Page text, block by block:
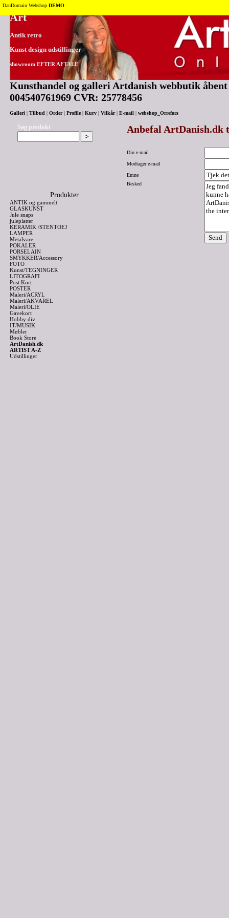
Tilbage til toppen
Art
Antik retro
Kunst design udstillinger
showroom EFTER AFTALE
Kunsthandel og galleri Artdanish webbutik
004540761969 CVR: 25778456
Galleri Tilbud Order| Profile| Kurv Vilkår| E-mail webshop_Orrefors
Søg produkt
Produkter
ANTIK og gammelt
GLASKUNST
Jule snaps
juleplatter
KERAMIK /STENTOEJ
LAMPER
Metalvare
POKALER
PORSELAIN
SMYKKER/Accessory
FOTO
Kunst/TEGNINGER
LITOGRAFI
Post Kort
POSTER
Maleri/ACRYL
Maleri/AKVAREL
Maleri/OLIE
Gavekort
Hobby div
IT/MUSIK
Møbler
Book Store
ArtDanish.dk
ARTIST A-Z
Udstillinger
Anbefal ArtDanish.dk
Din e-mail
Modtager e-mail
Emne
Besked
DanDomain Webshop DEMO